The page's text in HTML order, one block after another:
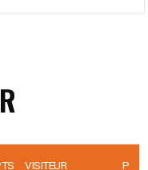
VISITEUR P